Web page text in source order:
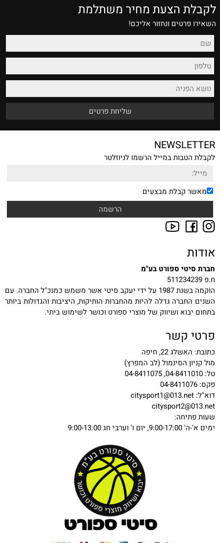
לקבלת הצעת מחיר משתלמת
השאירו פרטים ונחזור אליכם!
NEWSLETTER
לקבלת הטבות במייל הרשמו לניוזלטר
מאשר קבלת מבצעים
אודות
חברת סיטי ספורט בע"מ
ח.פ 511234239
הוקמה בשנת 1987 על ידי יעקב סיטי אשר משמש כמנכ"ל החברה. עם
השנים החברה גדלה להיות מהחברות הותיקות, היציבות והגדולות ביותר
בתחום יבוא ושיווק של מוצרי ספורט וכושר לשימוש ביתי.
פרטי קשר
כתובת: האשלג 22, חיפה
מול קניון הסינמול (לב המפרץ)
טל: 04-8411010, 04-8411075
פקס: 04-8411076
דוא"ל: citysport1@013.net
citysport2@013.net
שעות פתיחה:
ימים א'-ה' 9:00-17:00, יום ו' וערבי חג 9:00-13:00